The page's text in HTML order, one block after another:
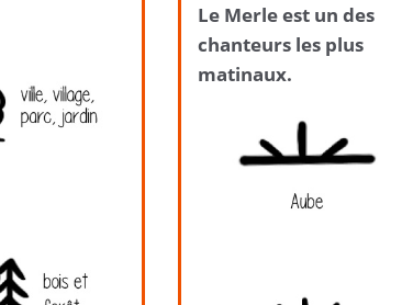
Le Merle est un des
chanteurs les plus
matinaux.